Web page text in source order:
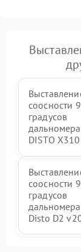
соосности
градусов
DISTO X310
соосности
градусов
Disto D2